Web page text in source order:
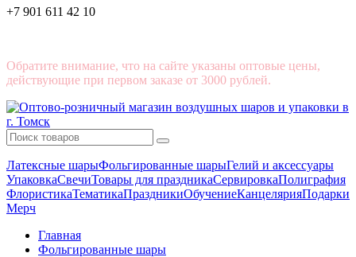
+7 901 611 42 10
Обратите внимание, что на сайте указаны оптовые цены,
действующие при первом заказе от 3000 рублей.
Латексные шарыФольгированные шарыГелий и аксессуары
УпаковкаСвечиТовары для праздникаСервировкаПолиграфия
ФлористикаТематикаПраздникиОбучениеКанцелярияПодарки
Мерч
Главная
Фольгированные шары